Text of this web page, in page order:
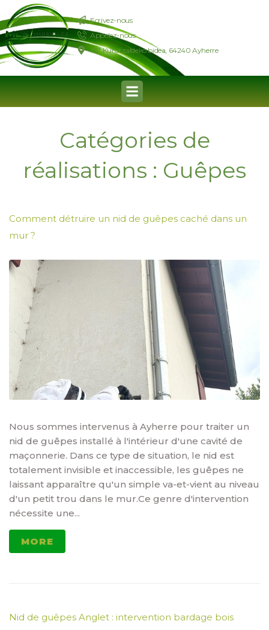
Ecrivez-nous
Appelez-nous
187 Kurutzaldeko bidea, 64240 Ayherre
Catégories de
réalisations : Guêpes
Comment détruire un nid de guêpes caché dans un
mur ?
Nous sommes intervenus à Ayherre pour traiter un
nid de guêpes installé à l'intérieur d'une cavité de
maçonnerie. Dans ce type de situation, le nid est
totalement invisible et inaccessible, les guêpes ne
laissant apparaître qu'un simple va-et-vient au niveau
d'un petit trou dans le mur.Ce genre d'intervention
nécessite une...
MORE
Nid de guêpes Anglet : intervention bardage bois